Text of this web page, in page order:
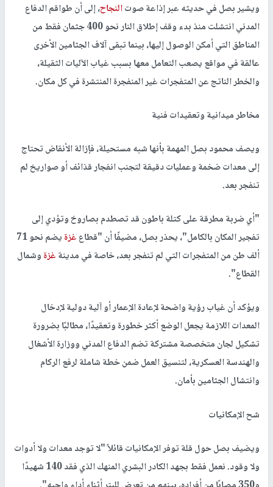
ويشير بصل في حديثه عبر إذاعة صوتالنجاح، إلى أن طواقم الدفاع
المدني انتشلت منذ بدء وقف إطلاق النار نحو 400 جثمان فقط من
المناطق التي أمكن الوصول إليها، بينما تبقى آلاف الجثامين الأخرى
عالقة في مواقع يصعب التعامل معها بسبب غياب الآليات الثقيلة،
والخطر الناتج عن المتفجرات غير المنفجرة المنتشرة في كل مكان.
مخاطر ميدانية وتعقيدات فنية
ويصف محمود بصل المهمة بأنها شبه مستحيلة، فإزالة الأنقاض تحتاج
إلى معدات ضخمة وعمليات دقيقة لتجنب انفجار قذائف أو صواريخ لم
تنفجر بعد.
"أي ضربة مطرقة على كتلة باطون قد تصطدم بصاروخ وتؤدي إلى
تفجير المكان بالكامل"، يحذر بصل، مضيفًا أن "قطاعغزة
يضم نحو 71
ألف طن من المتفجرات التي لم تنفجر بعد، خاصة في مدينةغزةوشمال
القطاع".
ويؤكد أن غياب رؤية واضحة لإعادة الإعمار أو آلية دولية لإدخال
المعدات اللازمة يجعل الوضع أكثر خطورة وتعقيدًا، مطالبًا بضرورة
تشكيل لجان متخصصة مشتركة تضم الدفاع المدني ووزارة الأشغال
والهندسة العسكرية، لتنسيق العمل ضمن خطة شاملة لرفع الركام
وانتشال الجثامين بأمان.
شح الإمكانيات
ويضيف بصل حول قلة توفر الإمكانيات قائلاً "لا توجد معدات ولا أدوات
ولا وقود. نعمل فقط بجهد الكادر البشري المنهك الذي فقد 140 شهيدًا